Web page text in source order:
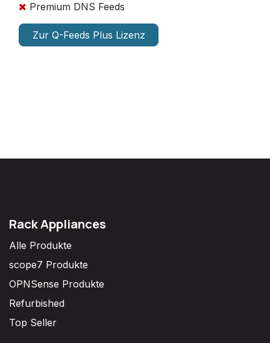
Premium DNS Feeds
Zur Q-Feeds Plus Lizenz
Rack Appliances
Alle Produkte
scope7 Produkte
OPNSense Produkte
Refurbished
Top Seller